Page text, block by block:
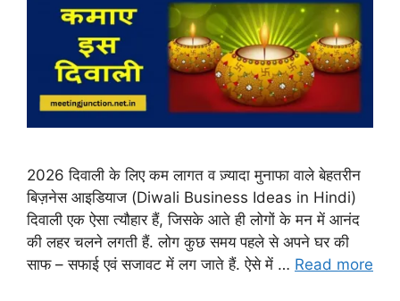
2026 दिवाली के लिए कम लागत व ज़्यादा मुनाफा वाले बेहतरीन
बिज़नेस आइडियाज (Diwali Business Ideas in Hindi)
दिवाली एक ऐसा त्यौहार हैं, जिसके आते ही लोगों के मन में आनंद
की लहर चलने लगती हैं. लोग कुछ समय पहले से अपने घर की
साफ – सफाई एवं सजावट में लग जाते हैं. ऐसे में … Read more